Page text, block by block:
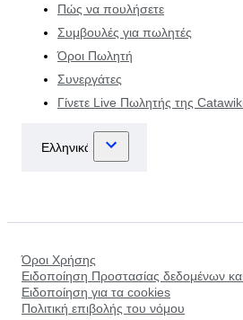
Πώς να πουλήσετε
Συμβουλές για πωλητές
Όροι Πωλητή
Συνεργάτες
Γίνετε Live Πωλητής της
Όροι Χρήσης
Ειδοποίηση Προστασίας δεδομένων
Ειδοποίηση για τα cookies
Πολιτική επιβολής του νόμου